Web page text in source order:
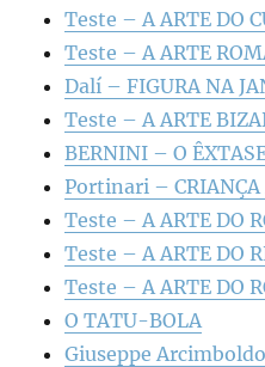
Teste – A ARTE DO
Teste – A ARTE
Dalí – FIGURA NA
Teste – A ARTE
BERNINI – O
Portinari – CRIANÇA
Teste – A ARTE DO
Teste – A ARTE DO
Teste – A ARTE DO
O TATU-BOLA
Giuseppe